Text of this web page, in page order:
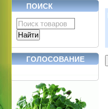
ПОИСК
ГОЛОСОВАНИЕ